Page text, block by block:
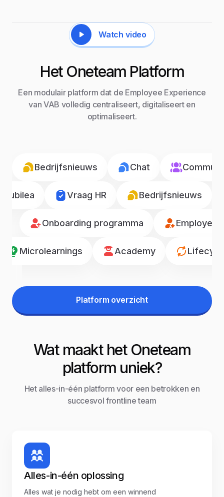
Watch video
Het Oneteam Platform
Een modulair platform dat de Employee Experience
van VAB volledig centraliseert, digitaliseert en
optimaliseert.
Bedrijfsnieuws Chat
Jubilea Vraag HR Bedrijfsnieuws
Onboarding programma Employee
Microlearnings Academy
Platform overzicht
Wat maakt het Oneteam
platform uniek?
Het alles-in-één platform voor een betrokken en
succesvol frontline team
Alles-in-één oplossing
Alles wat je nodig hebt om een winnend